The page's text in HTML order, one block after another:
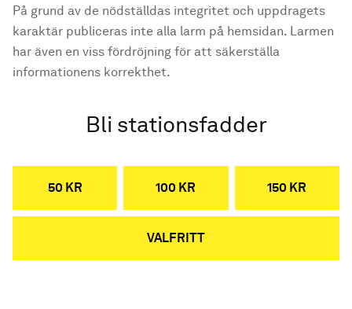
På grund av de nödställdas integritet och uppdragets
karaktär publiceras inte alla larm på hemsidan. Larmen
har även en viss fördröjning för att säkerställa
informationens korrekthet.
Bli stationsfadder
50 KR 100 KR 150 KR
VALFRITT